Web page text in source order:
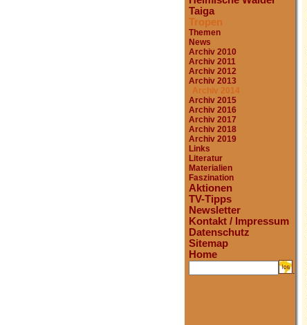
Taiga
Tropen
Themen
News
Archiv 2010
Archiv 2011
Archiv 2012
Archiv 2013
Archiv 2014
Archiv 2015
Archiv 2016
Archiv 2017
Archiv 2018
Archiv 2019
Links
Literatur
Materialien
Faszination
Aktionen
TV-Tipps
Newsletter
Kontakt / Impressum
Datenschutz
Sitemap
Home
.